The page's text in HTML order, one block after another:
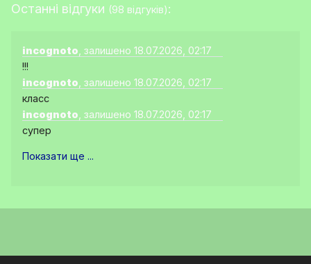
Останні відгуки (98 відгуків):
incognoto , залишено 18.07.2026, 02:17
!!!
incognoto , залишено 18.07.2026, 02:17
класс
incognoto , залишено 18.07.2026, 02:17
супер
Показати ще ...